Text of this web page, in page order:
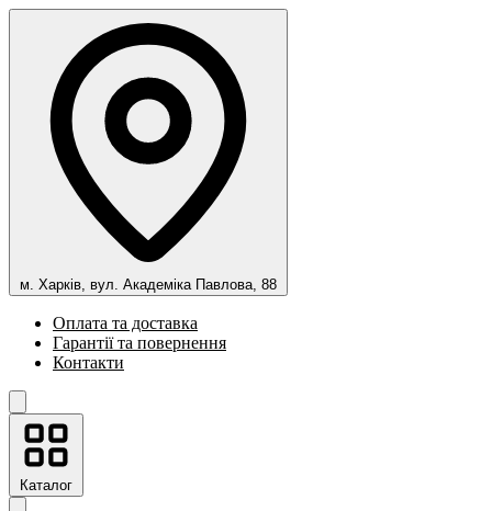
м. Харків, вул. Академіка Павлова, 88
Оплата та доставка
Гарантії та повернення
Контакти
Каталог